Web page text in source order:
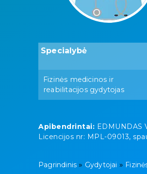
Specialybė
Fizinės medicinos ir
reabilitacijos gydytojas
Apibendrintai: EDMUNDAS
Licencijos nr: MPL-09013,
Pagrindinis » Gydytojai »